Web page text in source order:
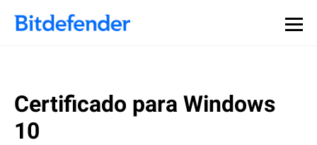
Certificado para Windows
10